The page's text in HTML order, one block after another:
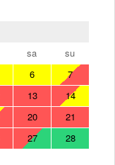
sa
su
6
7
13
14
20
21
27 28